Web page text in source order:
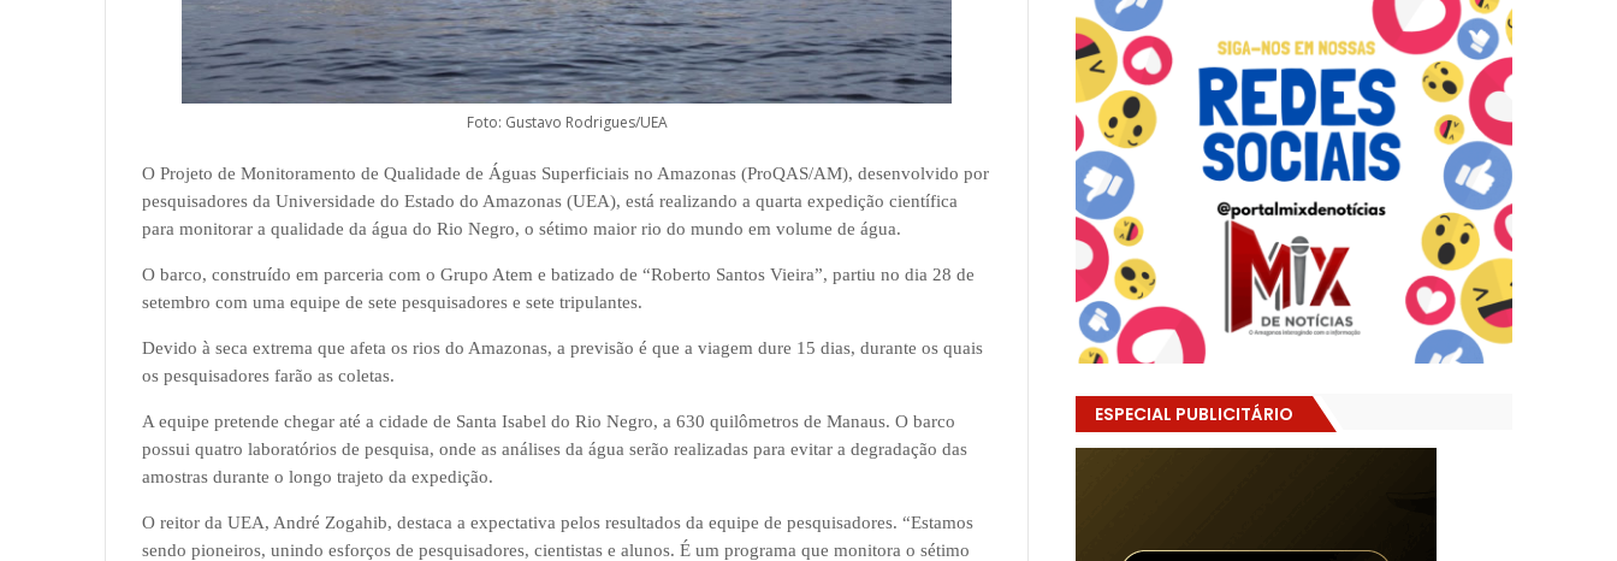
Foto: Gustavo Rodrigues/UEA
O Projeto de Monitoramento de Qualidade de Águas Superficiais no Amazonas (ProQAS/AM), desenvolvido por
pesquisadores da Universidade do Estado do Amazonas (UEA), está realizando a quarta expedição científica
para monitorar a qualidade da água do Rio Negro, o sétimo maior rio do mundo em volume de água.
O barco, construído em parceria com o Grupo Atem e batizado de “Roberto Santos Vieira”, partiu no dia 28 de
setembro com uma equipe de sete pesquisadores e sete tripulantes.
Devido à seca extrema que afeta os rios do Amazonas, a previsão é que a viagem dure 15 dias, durante os quais
os pesquisadores farão as coletas.
A equipe pretende chegar até a cidade de Santa Isabel do Rio Negro, a 630 quilômetros de Manaus. O barco
possui quatro laboratórios de pesquisa, onde as análises da água serão realizadas para evitar a degradação das
amostras durante o longo trajeto da expedição.
O reitor da UEA, André Zogahib, destaca a expectativa pelos resultados da equipe de pesquisadores. “Estamos
sendo pioneiros, unindo esforços de pesquisadores, cientistas e alunos. É um programa que monitora o sétimo
ESPECIAL PUBLICITÁRIO